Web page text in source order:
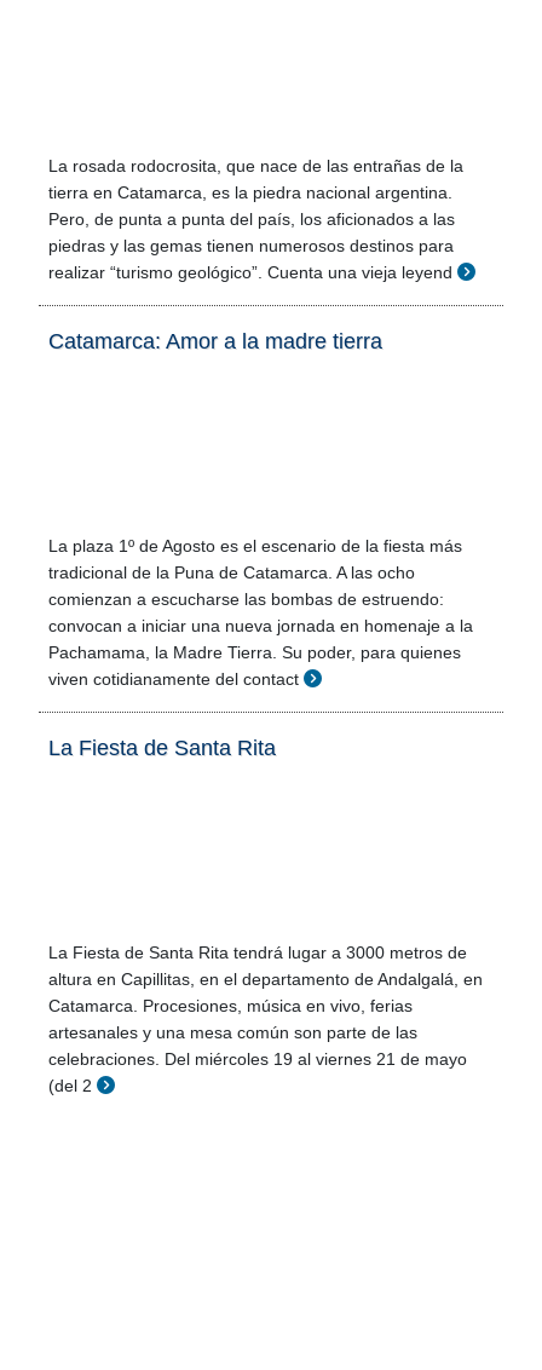
La rosada rodocrosita, que nace de las entrañas de la
tierra en Catamarca, es la piedra nacional argentina.
Pero, de punta a punta del país, los aficionados a las
piedras y las gemas tienen numerosos destinos para
realizar “turismo geológico”. Cuenta una vieja leyend
Catamarca: Amor a la madre tierra
La plaza 1º de Agosto es el escenario de la fiesta más
tradicional de la Puna de Catamarca. A las ocho
comienzan a escucharse las bombas de estruendo:
convocan a iniciar una nueva jornada en homenaje a la
Pachamama, la Madre Tierra. Su poder, para quienes
viven cotidianamente del contact
La Fiesta de Santa Rita
La Fiesta de Santa Rita tendrá lugar a 3000 metros de
altura en Capillitas, en el departamento de Andalgalá, en
Catamarca. Procesiones, música en vivo, ferias
artesanales y una mesa común son parte de las
celebraciones. Del miércoles 19 al viernes 21 de mayo
(del 2